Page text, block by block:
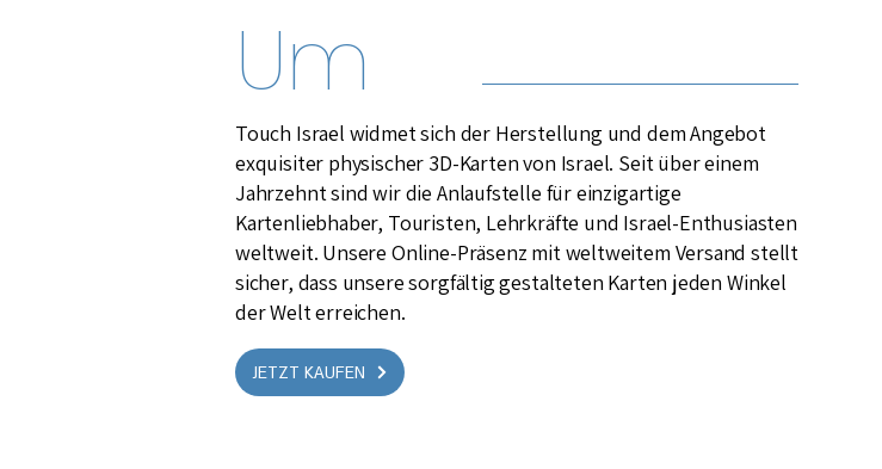
Um
Touch Israel widmet sich der Herstellung und dem Angebot
exquisiter physischer 3D-Karten von Israel. Seit über einem
Jahrzehnt sind wir die Anlaufstelle für einzigartige
Kartenliebhaber, Touristen, Lehrkräfte und Israel-Enthusiasten
weltweit. Unsere Online-Präsenz mit weltweitem Versand stellt
sicher, dass unsere sorgfältig gestalteten Karten jeden Winkel
der Welt erreichen.
JETZT KAUFEN